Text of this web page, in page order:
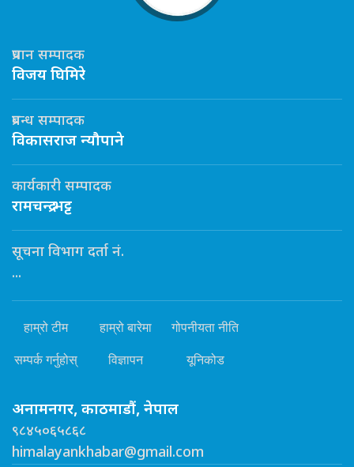
प्रधान सम्पादक
विजय घिमिरे
प्रबन्ध सम्पादक
विकासराज न्यौपाने
कार्यकारी सम्पादक
रामचन्द्र भट्ट
सूचना विभाग दर्ता नं.
...
हाम्रो टीम हाम्रो बारेमा गोपनीयता नीति
सम्पर्क गर्नुहोस् विज्ञापन यूनिकोड
अनामनगर, काठमाडौं, नेपाल
९८४५०६५८६८
himalayankhabar@gmail.com